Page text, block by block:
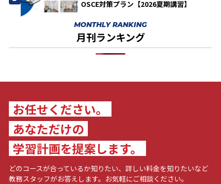
OSCE対策プラン【2026夏期講習】
MONTHLY RANKING
月刊ランキング
お任せください。
あなただけの
学習計画を提案します。
どのコースが合っているか知りたい、詳しい料金を知りたいなど
教務スタッフがお答えします。お気軽にご相談ください。